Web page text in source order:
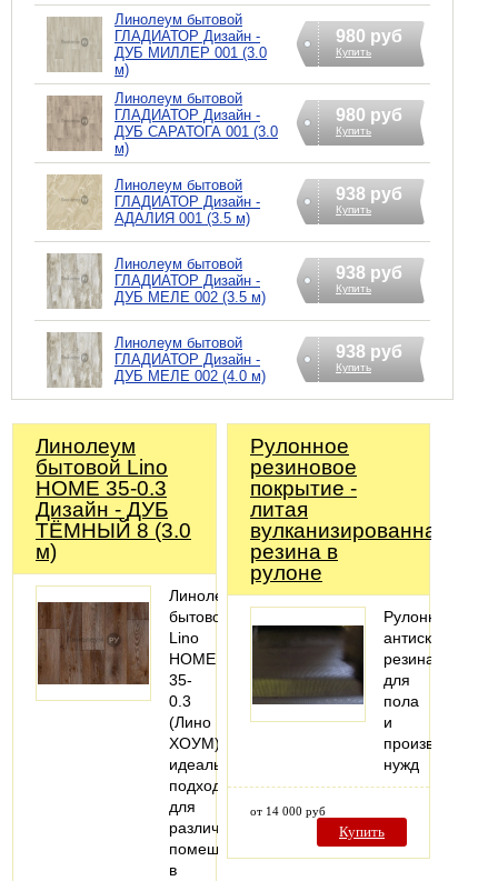
Линолеум бытовой
ГЛАДИАТОР Дизайн -
ДУБ МИЛЛЕР 001 (3.0
м)
980 руб
Купить
Линолеум бытовой
ГЛАДИАТОР Дизайн -
ДУБ САРАТОГА 001 (3.0
м)
980 руб
Купить
Линолеум бытовой
ГЛАДИАТОР Дизайн -
АДАЛИЯ 001 (3.5 м)
938 руб
Купить
Линолеум бытовой
ГЛАДИАТОР Дизайн -
ДУБ МЕЛЕ 002 (3.5 м)
938 руб
Купить
Линолеум бытовой
ГЛАДИАТОР Дизайн -
ДУБ МЕЛЕ 002 (4.0 м)
938 руб
Купить
Линолеум
бытовой Lino
HOME 35-0.3
Дизайн - ДУБ
ТЁМНЫЙ 8 (3.0
м)
Линолеум
бытовой
Lino
HOME
35-
0.3
(Лино
ХОУМ)
идеально
подходит
для
различных
помещений,
в
Рулонное
резиновое
покрытие -
литая
вулканизированная
резина в
рулоне
Рулонная
резина
для
пола
и
нужд
от 14 000 руб
Купить